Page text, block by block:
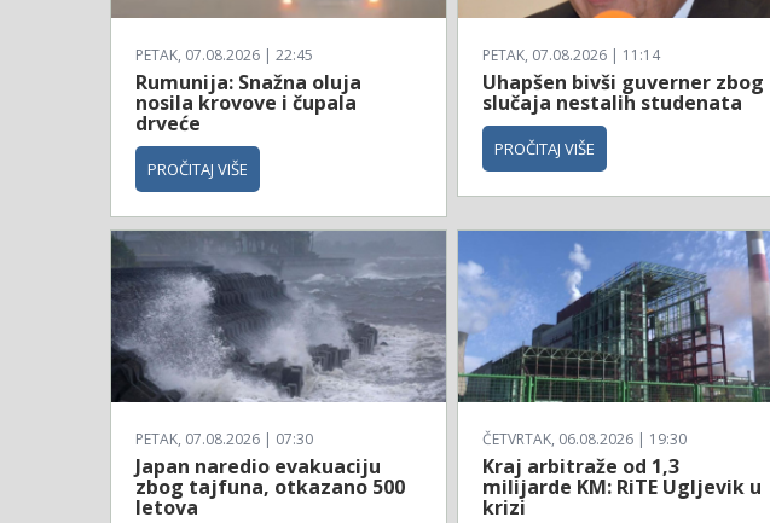
PETAK, 07.08.2026 | 22:45
Rumunija: Snažna oluja
nosila krovove i čupala
drveće
PROČITAJ VIŠE
PETAK, 07.08.2026 | 11:14
Uhapšen bivši guverner zbog
slučaja nestalih studenata
PROČITAJ VIŠE
PETAK, 07.08.2026 | 07:30
Japan naredio evakuaciju
zbog tajfuna, otkazano 500
letova
ČETVRTAK, 06.08.2026 | 19:30
Kraj arbitraže od 1,3
milijarde KM: RiTE Ugljevik u
krizi